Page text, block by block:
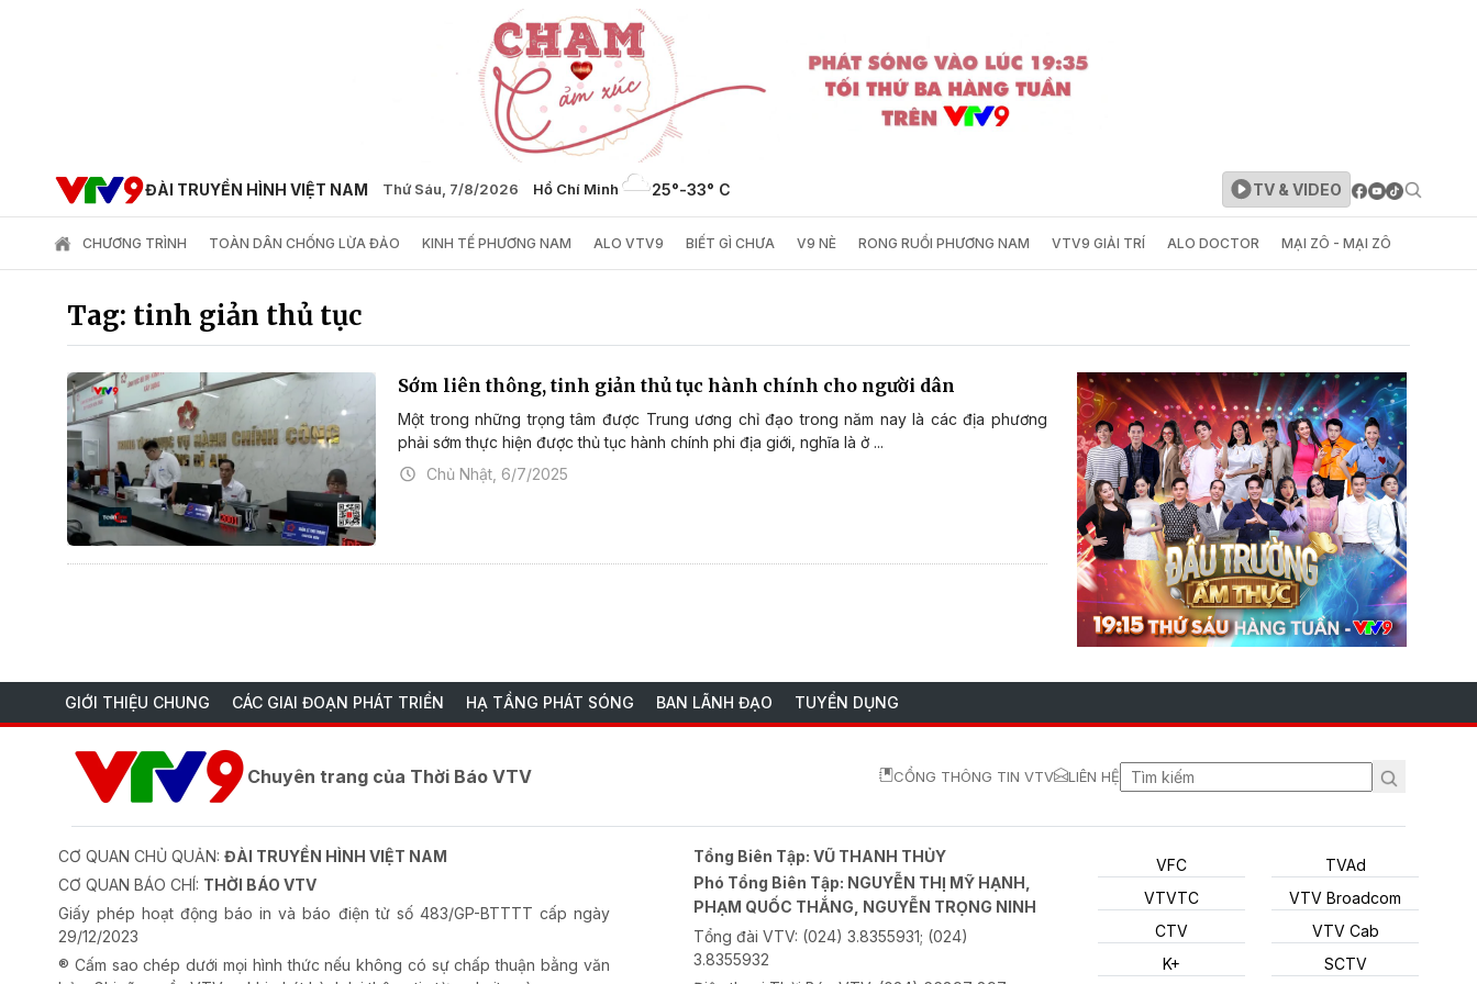
ĐÀI TRUYỀN HÌNH VIỆT NAM Thứ Sáu, 7/8/2026 Hồ Chí Minh 25°-33° C TV & VIDEO
CHƯƠNG TRÌNH TOÀN DÂN CHỐNG LỪA ĐẢO KINH TẾ PHƯƠNG NAM ALO VTV9 BIẾT GÌ CHƯA V9 NÈ RONG RUỔI PHƯƠNG NAM VTV9 GIẢI TRÍ ALO DOCTOR MẠI ZÔ - MẠI ZÔ
Tag: tinh giản thủ tục
Sớm liên thông, tinh giản thủ tục hành chính cho người dân
Một trong những trọng tâm được Trung ương chỉ đạo trong năm nay là các địa phương
phải sớm thực hiện được thủ tục hành chính phi địa giới, nghĩa là ở ...
Chủ Nhật, 6/7/2025
GIỚI THIỆU CHUNG CÁC GIAI ĐOẠN PHÁT TRIỂN HẠ TẦNG PHÁT SÓNG BAN LÃNH ĐẠO TUYỂN DỤNG
Chuyên trang của Thời Báo VTV CỔNG THÔNG TIN VTV LIÊN HỆ
CƠ QUAN CHỦ QUẢN: ĐÀI TRUYỀN HÌNH VIỆT NAM
CƠ QUAN BÁO CHÍ: THỜI BÁO VTV
Giấy phép hoạt động báo in và báo điện tử số 483/GP-BTTTT cấp ngày
29/12/2023
® Cấm sao chép dưới mọi hình thức nếu không có sự chấp thuận bằng văn
Tổng Biên Tập:VŨ THANH THỦY
Phó Tổng Biên Tập: NGUYỄN THỊ MỸ HẠNH,
PHẠM QUỐC THẮNG, NGUYỄN TRỌNG NINH
Tổng đài VTV: (024) 3.8355931; (024)
3.8355932
VFC
VTVTC
CTV
K+
TVAd
VTV Broadcom
VTV Cab
SCTV